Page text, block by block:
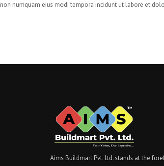
non numquam eius modi tempora incidunt ut labore et
Aims Buildmart Pvt. Ltd. stands at the